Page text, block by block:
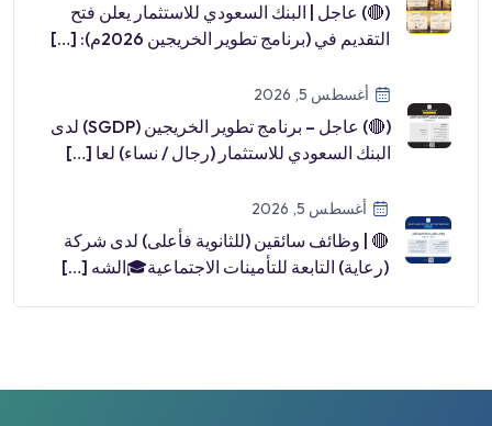
(🔴) عاجل | البنك السعودي للاستثمار يعلن فتح
التقديم في (برنامج تطوير الخريجين 2026م): […]
أغسطس 5, 2026
(🔴) عاجل – برنامج تطوير الخريجين (SGDP) لدى
البنك السعودي للاستثمار (رجال / نساء) لعا […]
أغسطس 5, 2026
🔴 | وظائف سائقين (للثانوية فأعلى) لدى شركة
(رعاية) التابعة للتأمينات الاجتماعية🎓الشه […]